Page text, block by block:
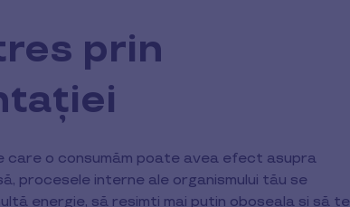
prin
care o consumăm poate avea efect asupra
procesele interne ale organismului tău se
energie, să resimți mai puțin oboseala și să te